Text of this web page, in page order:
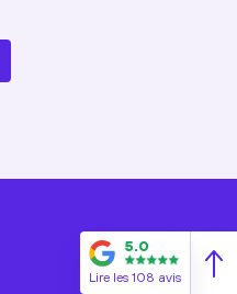
5.0
Lire les 108 avis